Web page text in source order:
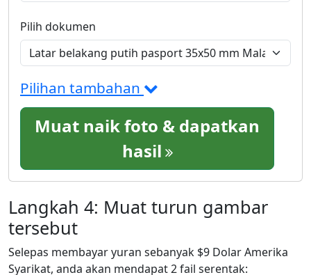
Pilih dokumen
Pilihan tambahan
Muat naik foto & dapatkan
hasil
Langkah 4: Muat turun gambar
tersebut
Selepas membayar yuran sebanyak $9 Dolar Amerika
Syarikat, anda akan mendapat 2 fail serentak: